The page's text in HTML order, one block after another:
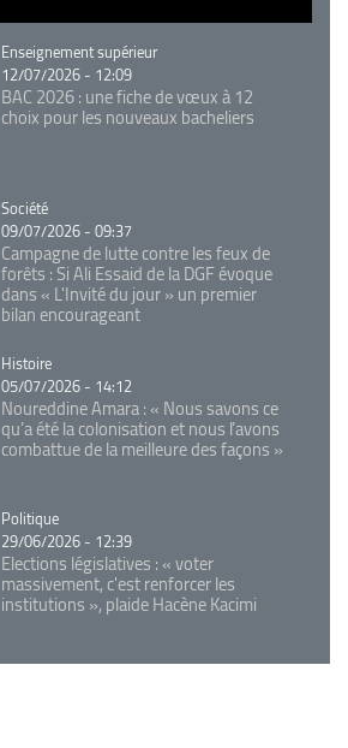
Catégorie
Enseignement supérieur
12/07/2026 - 12:09
BAC 2026 : une fiche de vœux à 12
choix pour les nouveaux bacheliers
Catégorie
Société
09/07/2026 - 09:37
Campagne de lutte contre les feux de
forêts : Si Ali Essaid de la DGF évoque
dans « L'Invité du jour » un premier
bilan encourageant
Catégorie
Histoire
05/07/2026 - 14:12
Noureddine Amara : « Nous savons ce
qu’a été la colonisation et nous l’avons
combattue de la meilleure des façons »
Catégorie
Politique
29/06/2026 - 12:39
Elections législatives : « voter
massivement, c'est renforcer les
institutions », plaide Hacène Kacimi